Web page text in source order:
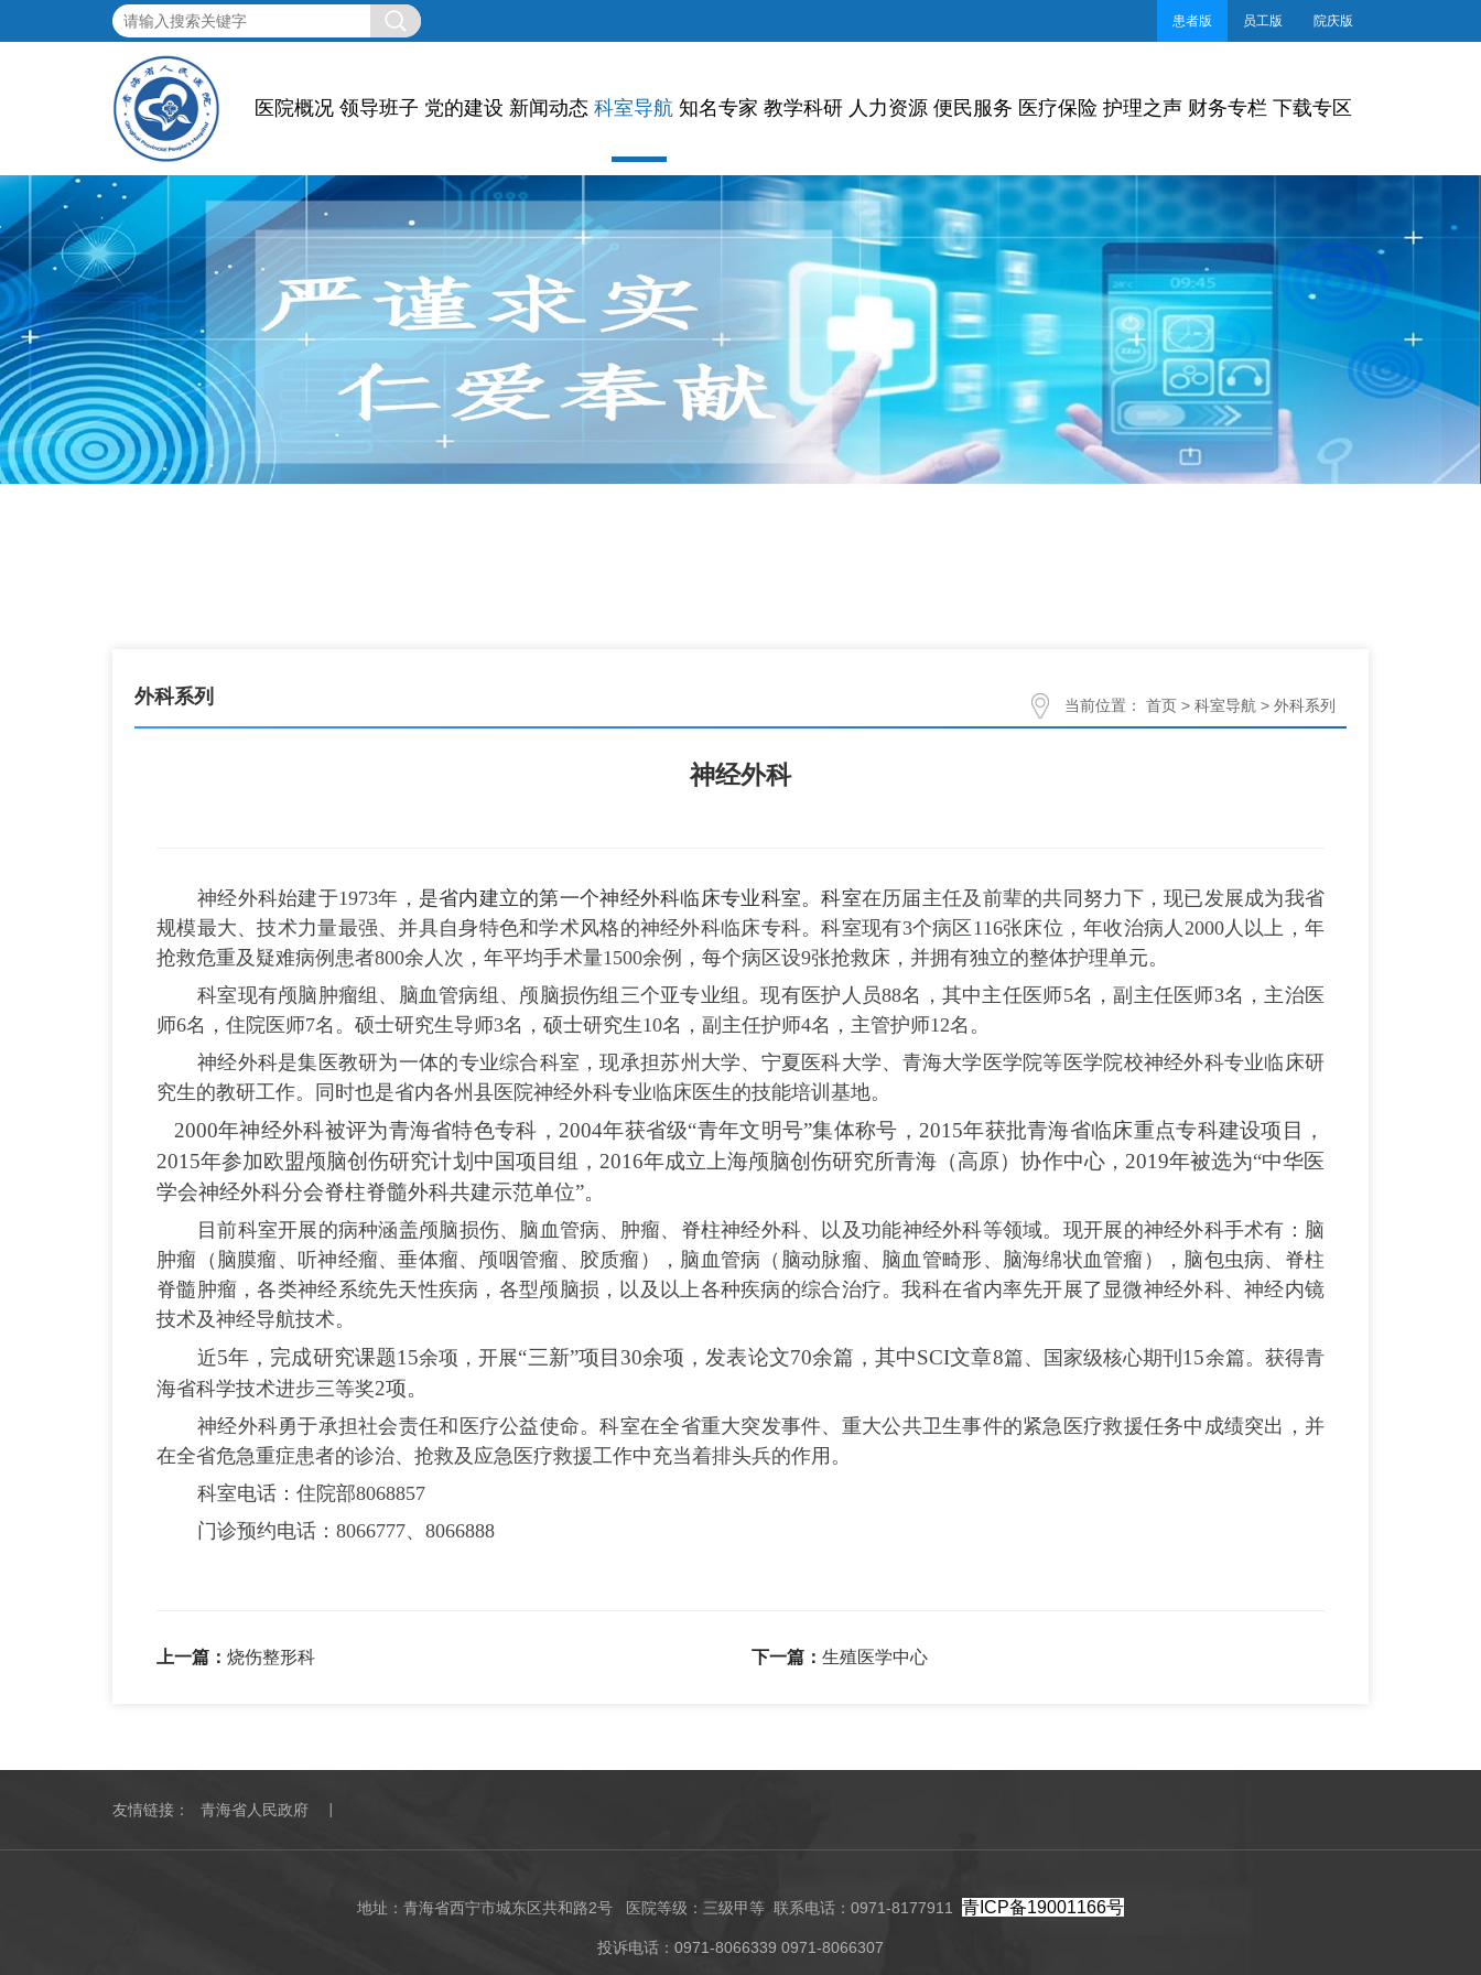
院庆版
员工版
患者版
医院概况 领导班子 党的建设 新闻动态 科室导航 知名专家 教学科研 人力资源 便民服务 医疗保险 护理之声 财务专栏 下载专区
外科系列 当前位置： 首页 > 科室导航 > 外科系列
神经外科
神经外科始建于1973年， 是省内建立的第一个神经外科临床专业科室。科室在历届主任及前辈的共同努力下，现已发展成为我省
规模最大、技术力量最强、并具自身特色和学术风格的神经外科临床专科。科室现有3个病区116张床位，年收治病人 2000人以上，年
抢救危重及疑难病例患者800余人次，年平均手术量1500余例，每个病区设9张抢救床，并拥有独立的整体护理单元。
科室现有颅脑肿瘤组、脑血管病组、颅脑损伤组三个亚专业组。现有医护人员88名，其中主任医师5名，副主任医师3名，主治医
师6名，住院医师7名。硕士研究生导师3名，硕士研究生10名，副主任护师4名，主管护师12名。
神经外科是集医教研为一体的专业综合科室，现承担苏州大学、宁夏医科大学、青海大学医学院等医学院校神经外科专业临床研
究生的教研工作。同时也是省内各州县医院神经外科专业临床医生的技能培训基地。
2000年神经外科被评为青海省特色专科，2004年获省级“青年文明号”集体称号，2015年获批青海省临床重点专科建设项目，
2015年参加欧盟颅脑创伤研究计划中国项目组，2016年成立上海颅脑创伤研究所青海（高原）协作中心， 2019年被选为“中华医
学会神经外科分会脊柱脊髓外科共建示范单位”。
目前科室开展的病种涵盖颅脑损伤、脑血管病、肿瘤、脊柱神经外科、以及功能神经外科等领域。现开展的神经外科手术有：脑
肿瘤（脑膜瘤、听神经瘤、垂体瘤、颅咽管瘤、胶质瘤），脑血管病（脑动脉瘤、脑血管畸形、脑海绵状血管瘤），脑包虫病、脊柱
脊髓肿瘤，各类神经系统先天性疾病，各型颅脑损，以及以上各种疾病的综合治疗。我科在省内率先开展了显微神经外科、神经内镜
技术及神经导航技术。
近5年，完成研究课题15余项，开展“三新”项目30余项，发表论文70余篇，其中SCI文章8篇、国家级核心期刊 15余篇。获得青
海省科学技术进步三等奖2项。
神经外科勇于承担社会责任和医疗公益使命。科室在全省重大突发事件、重大公共卫生事件的紧急医疗救援任务中成绩突出，并
在全省危急重症患者的诊治、抢救及应急医疗救援工作中充当着排头兵的作用。
科室电话：住院部8068857
门诊预约电话：8066777、8066888
上一篇： 烧伤整形科 下一篇： 生殖医学中心
友情链接： 青海省人民政府
地址：青海省西宁市城东区共和路2号 医院等级：三级甲等 联系电话：0971-8177911 青ICP备19001166号
投诉电话：0971-8066339 0971-8066307